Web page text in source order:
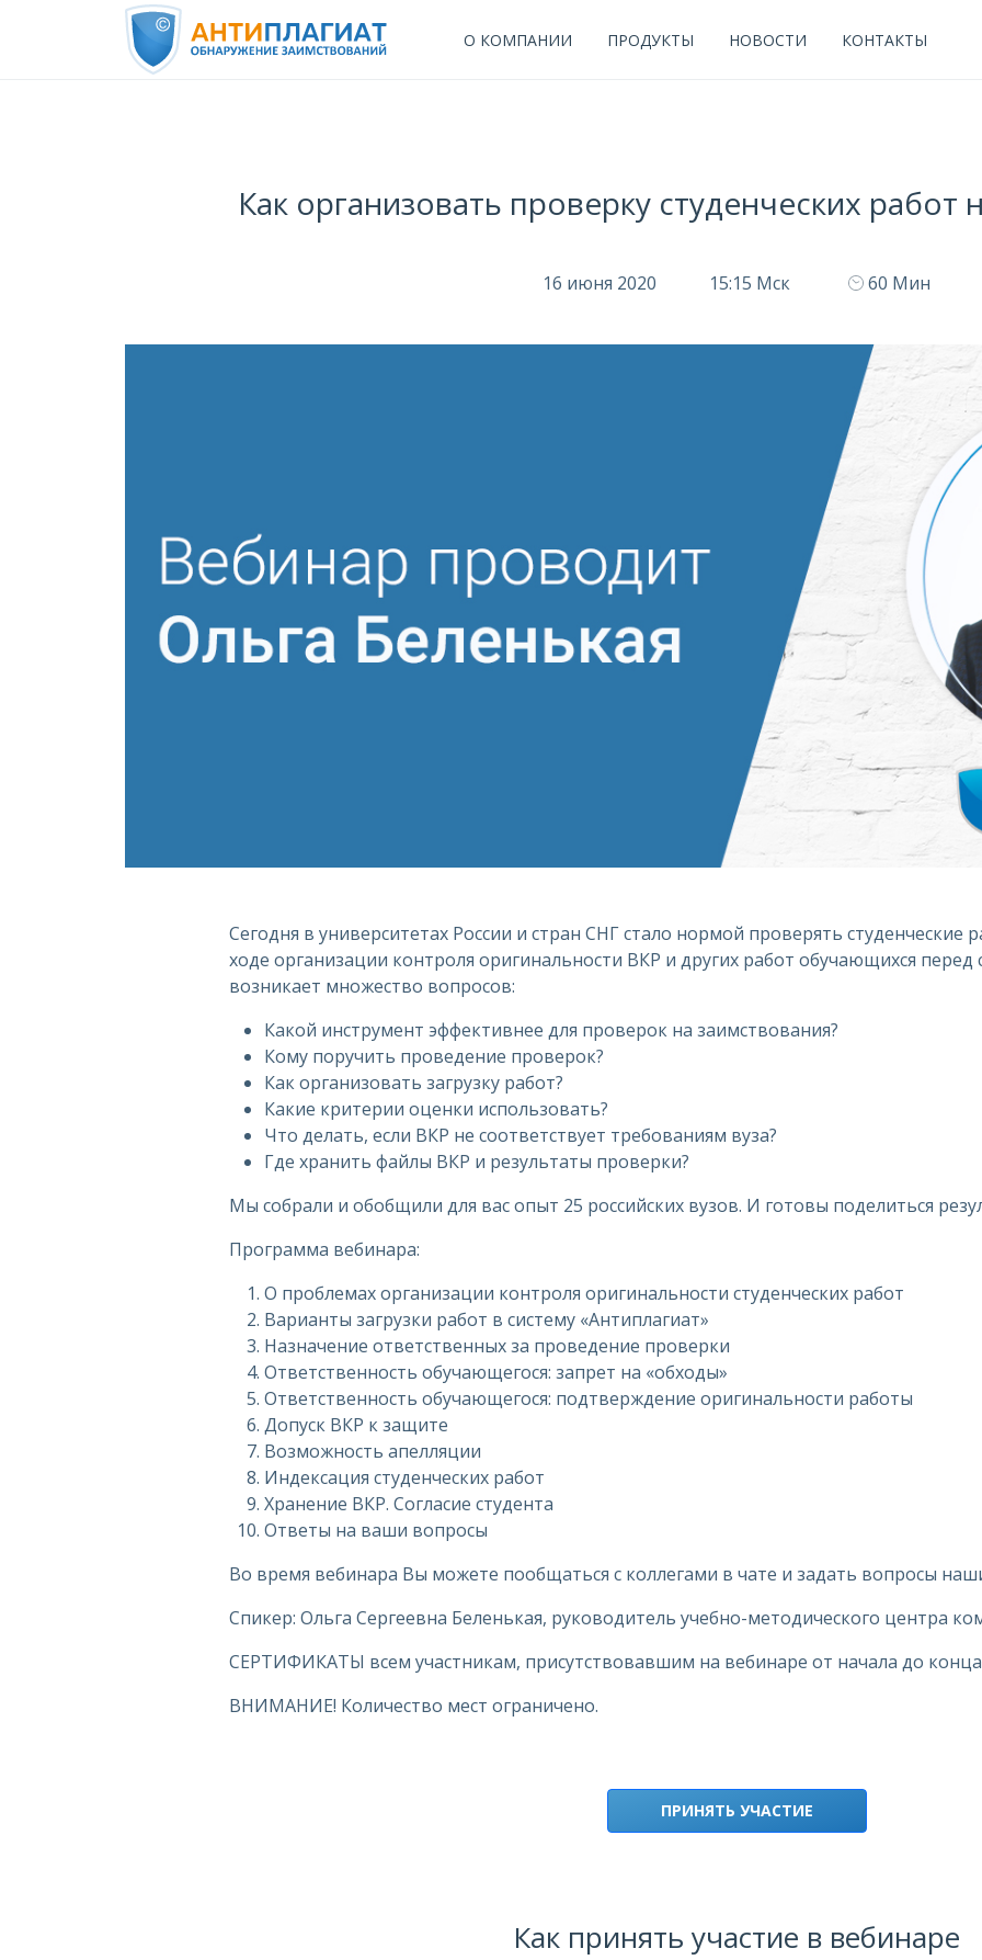
О КОМПАНИИ ПРОДУКТЫ НОВОСТИ КОНТАКТЫ
Как организовать проверку студенческих работ
16 июня 2020 15:15 Мск 60 Мин
Сегодня в университетах России и стран СНГ стало нормой проверять студенческие
ходе организации контроля оригинальности ВКР и других работ обучающихся перед
возникает множество вопросов:
Какой инструмент эффективнее для проверок на заимствования?
Кому поручить проведение проверок?
Как организовать загрузку работ?
Какие критерии оценки использовать?
Что делать, если ВКР не соответствует требованиям вуза?
Где хранить файлы ВКР и результаты проверки?
Мы собрали и обобщили для вас опыт 25 российских вузов. И готовы поделиться
Программа вебинара:
О проблемах организации контроля оригинальности студенческих работ
Варианты загрузки работ в систему «Антиплагиат»
Назначение ответственных за проведение проверки
Ответственность обучающегося: запрет на «обходы»
Ответственность обучающегося: подтверждение оригинальности работы
Допуск ВКР к защите
Возможность апелляции
Индексация студенческих работ
Хранение ВКР. Согласие студента
Ответы на ваши вопросы
Во время вебинара Вы можете пообщаться с коллегами в чате и задать вопросы
Спикер: Ольга Сергеевна Беленькая, руководитель учебно-методического центра
СЕРТИФИКАТЫ всем участникам, присутствовавшим на вебинаре от начала до
ВНИМАНИЕ! Количество мест ограничено.
ПРИНЯТЬ УЧАСТИЕ
Как принять участие в вебинаре